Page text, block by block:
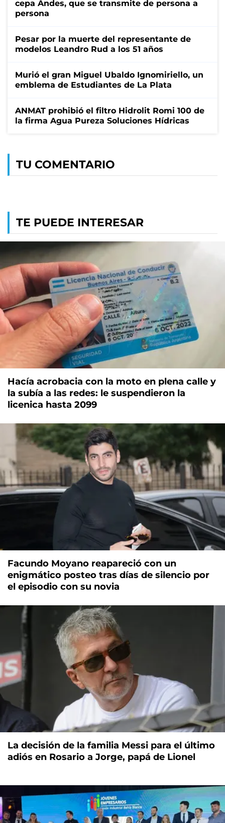
cepa Andes, que se transmite de persona a
persona
Pesar por la muerte del representante de
modelos Leandro Rud a los 51 años
Murió el gran Miguel Ubaldo Ignomiriello, un
emblema de Estudiantes de La Plata
ANMAT prohibió el filtro Hidrolit Romi 100 de
la firma Agua Pureza Soluciones Hídricas
TU COMENTARIO
TE PUEDE INTERESAR
Hacía acrobacia con la moto en plena calle y
la subía a las redes: le suspendieron la
licenica hasta 2099
Facundo Moyano reapareció con un
enigmático posteo tras días de silencio por
el episodio con su novia
La decisión de la familia Messi para el último
adiós en Rosario a Jorge, papá de Lionel